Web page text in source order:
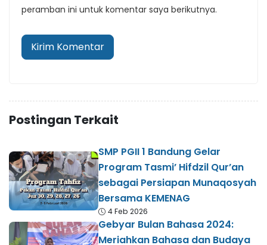
peramban ini untuk komentar saya berikutnya.
Postingan Terkait
SMP PGII 1 Bandung Gelar
Program Tasmi’ Hifdzil Qur’an
sebagai Persiapan Munaqosyah
Bersama KEMENAG
4 Feb 2026
Gebyar Bulan Bahasa 2024:
Meriahkan Bahasa dan Budaya